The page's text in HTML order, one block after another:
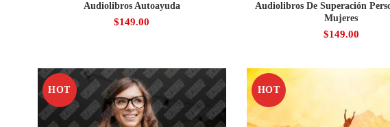
Audiolibros Autoayuda
$149.00
Audiolibros De Superación
Mujeres
$149.00
HOT HOT